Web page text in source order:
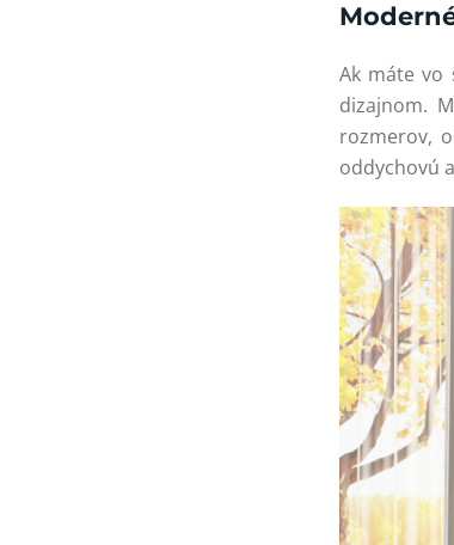
Ak máte vo
dizajnom.
rozmerov,
oddychovú